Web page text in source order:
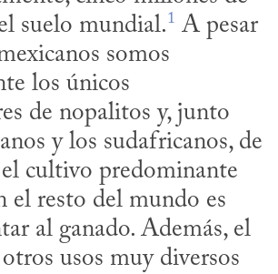
suelo mundial.1 A pesar
somos
los únicos
de nopalitos y, junto
y los sudafricanos, de
el cultivo predominante
el resto del mundo es
al ganado. Además, el
usos muy diversos